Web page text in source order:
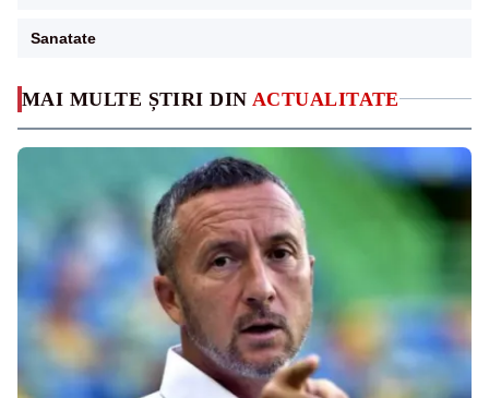
MAI MULTE ȘTIRI DIN ACTUALITATE
Sanatate